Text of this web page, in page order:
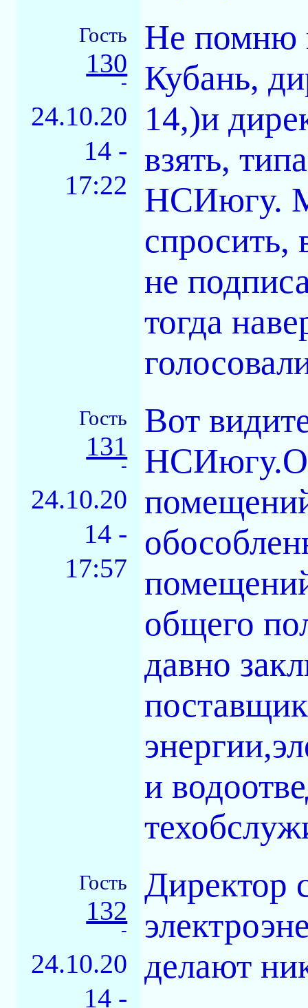
Гость
130
-
24.10.20
14 -
17:22
Не помню
Кубань,
14,)и
взять,
НСИюгу.
спросить,
не
тогда
Гость
131
-
24.10.20
14 -
17:57
Вот
общего
давно
и
Гость
132
-
24.10.20
14 -
Директор
делают